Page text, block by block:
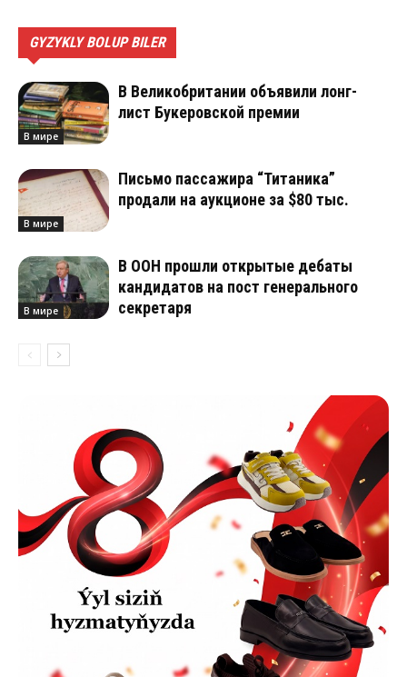
GYZYKLY BOLUP BILER
В мире
В Великобритании объявили лонг-
лист Букеровской премии
В мире
Письмо пассажира “Титаника”
продали на аукционе за $80 тыс.
В мире
В ООН прошли открытые дебаты
кандидатов на пост генерального
секретаря